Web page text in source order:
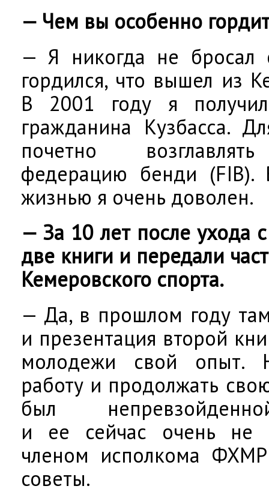
— Чем вы особенно
— Я никогда не бросал
гордился, что вышел из
В 2001 году я
гражданина Кузбасса.
почетно
федерацию бенди (FIB).
жизнью я очень доволен.
— За 10 лет после ухода
две книги и передали
Кемеровского спорта.
— Да, в прошлом году
и презентация второй
молодежи свой опыт.
работу и продолжать
был
и ее сейчас очень не
членом исполкома
советы.